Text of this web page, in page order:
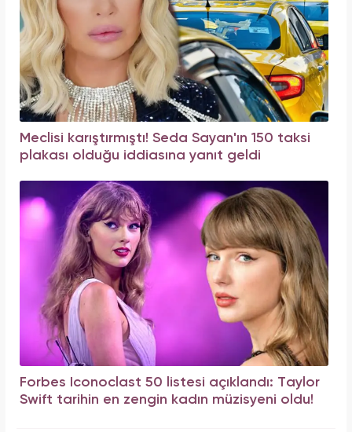
Meclisi karıştırmıştı! Seda Sayan'ın 150 taksi
plakası olduğu iddiasına yanıt geldi
Forbes Iconoclast 50 listesi açıklandı: Taylor
Swift tarihin en zengin kadın müzisyeni oldu!